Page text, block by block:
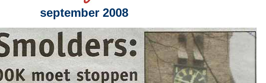
september 2008